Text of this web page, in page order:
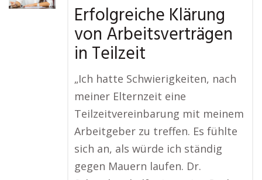
Erfolgreiche Klärung
von Arbeitsverträgen
in Teilzeit
„Ich hatte Schwierigkeiten, nach
meiner Elternzeit eine
Teilzeitvereinbarung mit meinem
Arbeitgeber zu treffen. Es fühlte
sich an, als würde ich ständig
gegen Mauern laufen. Dr.